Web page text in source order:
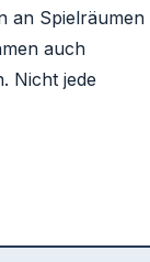
an Spielräumen
auch
Nicht jede